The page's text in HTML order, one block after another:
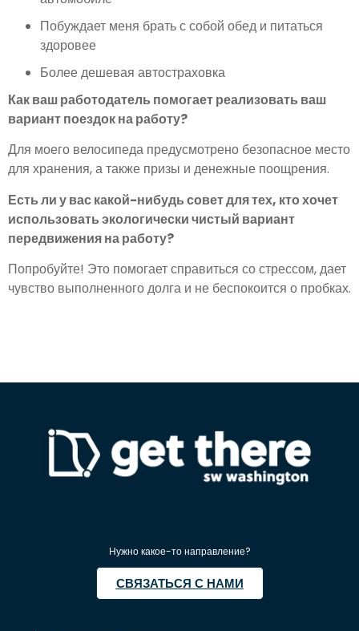
Побуждает меня брать с собой обед и питаться
здоровее
Более дешевая автостраховка
Как ваш работодатель помогает реализовать ваш
вариант поездок на работу?
Для моего велосипеда предусмотрено безопасное место
для хранения, а также призы и денежные поощрения.
Есть ли у вас какой-нибудь совет для тех, кто хочет
использовать экологически чистый вариант
передвижения на работу?
Попробуйте! Это помогает справиться со стрессом, дает
чувство выполненного долга и не беспокоится о пробках.
Нужно какое-то направление?
СВЯЗАТЬСЯ С НАМИ